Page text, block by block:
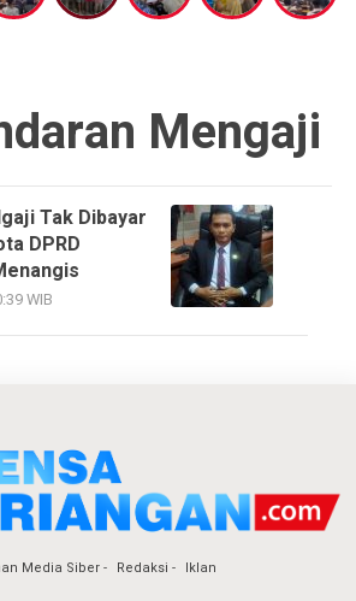
Mengaji
Tak Dibayar
DPRD
WIB
Media Siber Redaksi Iklan